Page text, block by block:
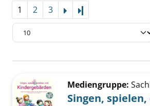
1 2 3
Zu den Suchfiltern springen
Mediengruppe:
Singen,